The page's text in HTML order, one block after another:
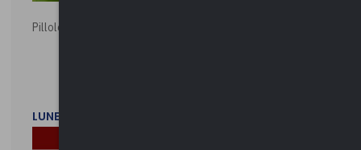
Pillole ambientali | 2026
LUNEDì 2 FEBBRAIO 2026